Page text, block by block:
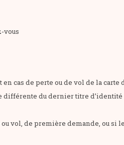
vous
cas de perte ou de vol de la carte
différente du dernier titre d’identité
vol, de première demande, ou si